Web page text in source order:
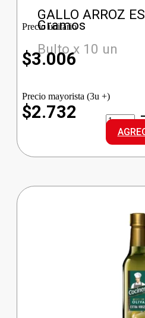
GALLO ARROZ
Gramos
Bulto x 10 un
Precio unitario
$3.006
Precio mayorista (3u +)
$2.732
GALLO
ARROZ
ORO
cantidad